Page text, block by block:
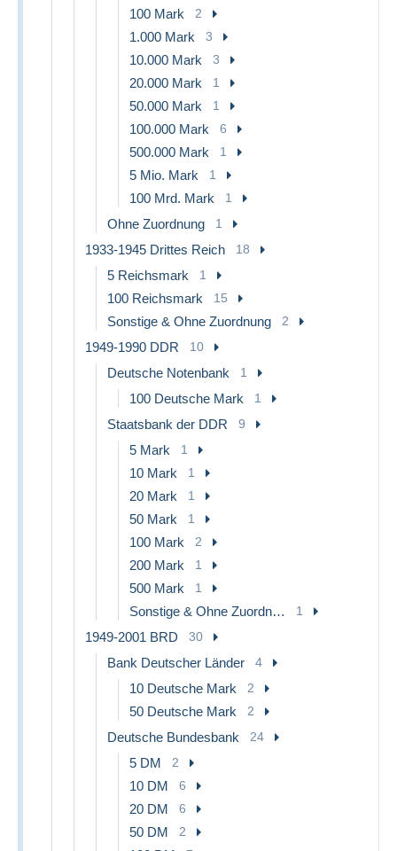
100 Mark 2
1.000 Mark 3
10.000 Mark 3
20.000 Mark 1
50.000 Mark 1
100.000 Mark 6
500.000 Mark 1
5 Mio. Mark 1
100 Mrd. Mark 1
Ohne Zuordnung 1
1933-1945 Drittes Reich 18
5 Reichsmark 1
100 Reichsmark 15
Sonstige & Ohne Zuordnung 2
1949-1990 DDR 10
Deutsche Notenbank 1
100 Deutsche Mark 1
Staatsbank der DDR 9
5 Mark 1
10 Mark 1
20 Mark 1
50 Mark 1
100 Mark 2
200 Mark 1
500 Mark 1
Sonstige & Ohne Zuordnung 1
1949-2001 BRD 30
Bank Deutscher Länder 4
10 Deutsche Mark 2
50 Deutsche Mark 2
Deutsche Bundesbank 24
5 DM 2
10 DM 6
20 DM 6
50 DM 2